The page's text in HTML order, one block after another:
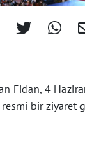
Fidan, 4
resmi bir ziyaret